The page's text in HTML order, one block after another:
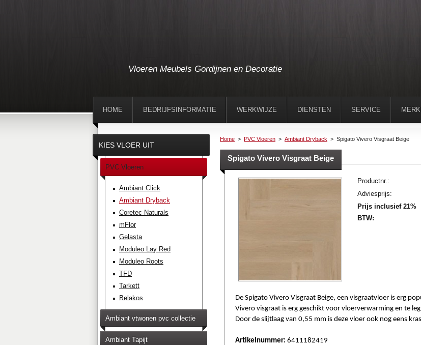
Vloeren Meubels Gordijnen en Decoratie
Home > PVC Vloeren > Ambiant Dryback > Spigato Vivero Visgraat Beige
Spigato Vivero Visgraat Beige
Productnr.:
Adviesprijs:
Prijs inclusief 21%
BTW:
De Spigato Vivero Visgraat Beige, een visgraatvloer is erg
Vivero visgraat is erg geschikt voor vloerverwarming en te
Door de slijtlaag van 0,55 mm is deze vloer ook nog eens
Artikelnummer: 6411182419
KIES VLOER UIT
PVC Vloeren
Ambiant Click
Ambiant Dryback
Coretec Naturals
mFlor
Gelasta
Moduleo Lay Red
Moduleo Roots
TFD
Tarkett
Belakos
Ambiant vtwonen pvc collectie
Ambiant Tapijt
HOME BEDRIJFSINFORMATIE WERKWIJZE DIENSTEN SERVICE